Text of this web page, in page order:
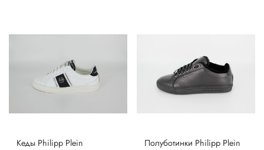
Кеды Philipp Plein Полуботинки Philipp Plein